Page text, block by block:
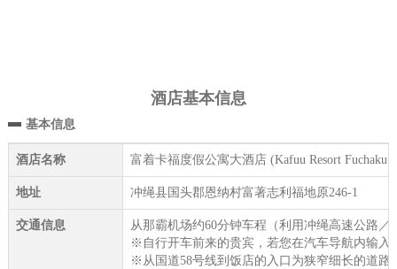
酒店基本信息
基本信息
酒店名称 富着卡福度假公寓大酒店 (Kafuu Resort Fuchaku
地址 冲绳县国头郡恩纳村富著志利福地原246-1
交通信息
从那霸机场约60分钟车程（利用冲绳高速公路
※自行开车前来的贵宾，若您在汽车导航内输入
※从国道58号线到饭店的入口为狭窄细长的道